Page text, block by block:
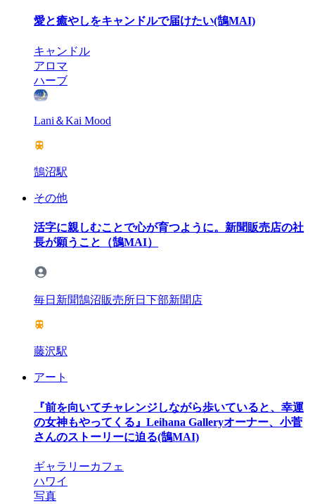
愛と癒やしをキャンドルで届けたい(鵠MAI)
キャンドル
アロマ
ハーブ
Lani＆Kai Mood
鵠沼駅
その他
活字に親しむことで心が育つように。新聞販売店の社
長が願うこと（鵠MAI）
毎日新聞鵠沼販売所日下部新聞店
藤沢駅
アート
『前を向いてチャレンジしながら歩いていると、幸運
の女神もやってくる』Leihana Galleryオーナー、小菅
さんのストーリーに迫る(鵠MAI)
ギャラリーカフェ
ハワイ
写真